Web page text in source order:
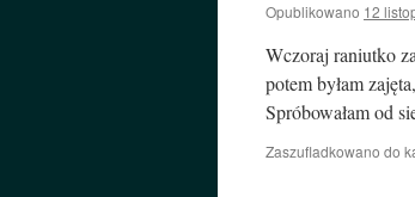
Opublikowano 12
Wczoraj raniutko
potem byłam
Spróbowałam od
Zaszufladkowano do